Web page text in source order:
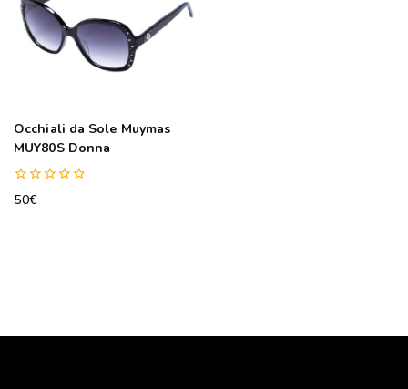
Occhiali da Sole Muymas
MUY80S Donna
0
out
50€